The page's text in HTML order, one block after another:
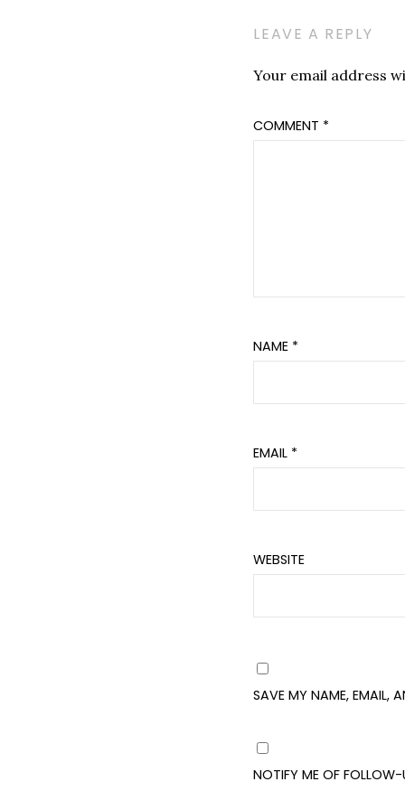
LEAVE A REPLY
Your email address
COMMENT *
NAME *
EMAIL *
WEBSITE
SAVE MY NAME, EMAIL,
NOTIFY ME OF